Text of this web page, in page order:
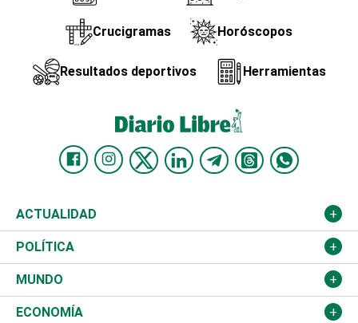
Crucigramas Horóscopos
Resultados deportivos Herramientas
ACTUALIDAD
Nacional
Ciudad
Educación
POLÍTICA
Partidos
JCE
MUNDO
Estados Unidos
ECONOMÍA